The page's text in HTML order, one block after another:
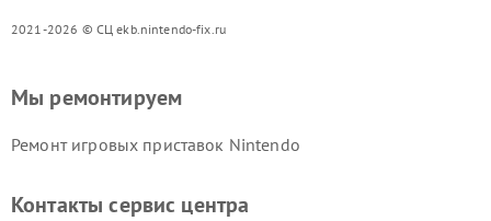
2021-2026 © СЦ ekb.nintendo-fix.ru
Мы ремонтируем
Ремонт игровых приставок Nintendo
Контакты сервис центра